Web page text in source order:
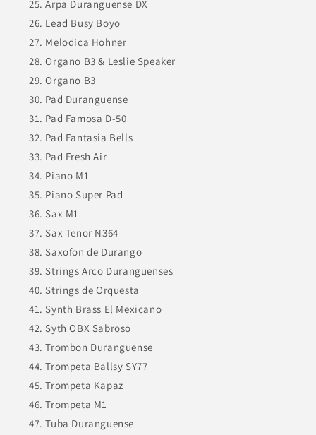
Arpa Duranguense DX
Lead Busy Boyo
Melodica Hohner
Organo B3 & Leslie Speaker
Organo B3
Pad Duranguense
Pad Famosa D-50
Pad Fantasia Bells
Pad Fresh Air
Piano M1
Piano Super Pad
Sax M1
Sax Tenor N364
Saxofon de Durango
Strings Arco Duranguenses
Strings de Orquesta
Synth Brass El Mexicano
Syth OBX Sabroso
Trombon Duranguense
Trompeta Ballsy SY77
Trompeta Kapaz
Trompeta M1
Tuba Duranguense